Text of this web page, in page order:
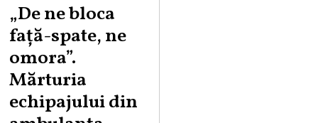
„De ne bloca
față-spate, ne
omora”.
Mărturia
echipajului din